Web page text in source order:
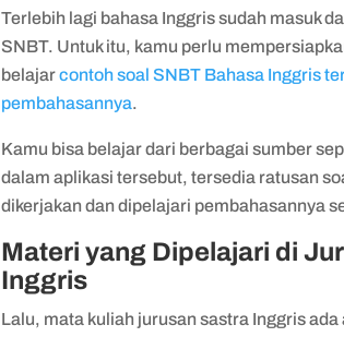
Terlebih lagi bahasa Inggris sudah masuk
SNBT. Untuk itu, kamu perlu
belajarcontoh soal SNBT Bahasa Inggris
pembahasannya.
Kamu bisa belajar dari berbagai sumber
dalam aplikasi tersebut, tersedia ratusan
dikerjakan dan dipelajari pembahasannya
Materi yang Dipelajari di
Inggris
Lalu, mata kuliah jurusan sastra Inggris